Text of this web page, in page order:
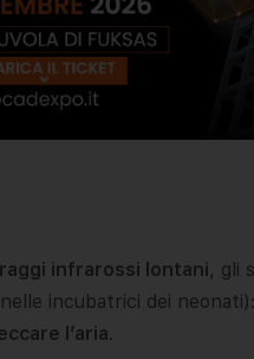
raggi infrarossi lontani, gli
incubatrici dei
l’aria.